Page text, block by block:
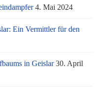
4. Mai 2024
Ein Vermittler für den
in Geislar 30. April